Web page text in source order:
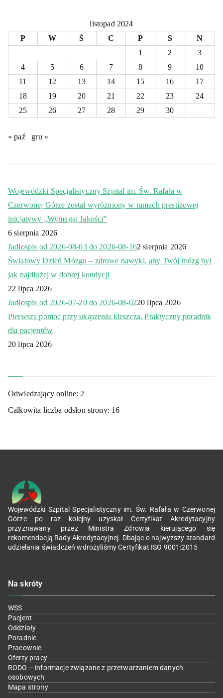
listopad 2024
P
W Ś C P S
N
1
2
3
4
5 6 7 8 9
10
11
12 13 14 15 16
17
18
19 20 21 22 23
24
25
26 27 28 29 30
« paź gru »
Wojewódzki Specjalistyczny Szpital im. Św. Rafała w
Czerwonej Górze został wyróżniony w ramach prestiżowej
inicjatywy „Wymagaj Jakości”
6 sierpnia 2026
Jadłospis od 2026-08-03 do 2026-08-162 sierpnia 2026
Światowy Dzień Mózgu – zdrowe nawyki, aby Twój mózg był
jak najdłużej w dobrej kondycji
22 lipca 2026
Jadłospis od 2026-07-20 do 2026-08-0220 lipca 2026
Pierwsza pomoc przy ukąszeniu kleszcza. Praktyczny poradnik
dla pacjentów
20 lipca 2026
Odwiedzający online: 2
Całkowita liczba odsłon strony: 16
Wojewódzki Szpital Specjalistyczny im. Św. Rafała w Czerwonej
Górze po raz kolejny uzyskał Certyfikat Akredytacyjny
przyznawany przez Ministra Zdrowia kierującego się
rekomendacją Rady Akredytacyjnej. Dbając o najwyższy standard
udzielania świadczeń wdrożyliśmy Certyfikat ISO 9001:2015
Na skróty
WSS
Pacjent
Oddziały
Poradnie
Pracownie
Oferty pracy
RODO – informacje związane z przetwarzaniem danych
osobowych
Mapa strony